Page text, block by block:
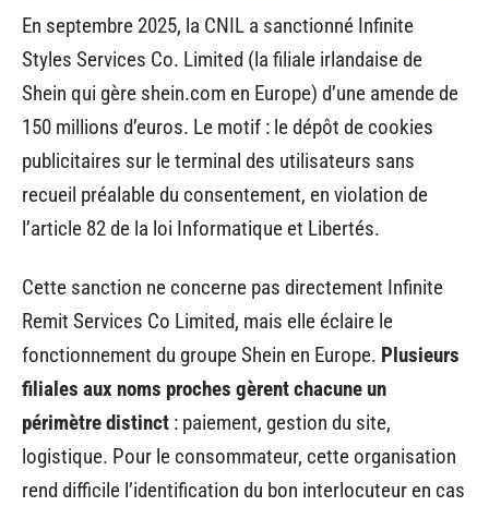
En septembre 2025, la CNIL a sanctionné Infinite
Styles Services Co. Limited (la filiale irlandaise de
Shein qui gère shein.com en Europe) d’une amende de
150 millions d’euros. Le motif : le dépôt de cookies
publicitaires sur le terminal des utilisateurs sans
recueil préalable du consentement, en violation de
l’article 82 de la loi Informatique et Libertés.
Cette sanction ne concerne pas directement Infinite
Remit Services Co Limited, mais elle éclaire le
fonctionnement du groupe Shein en Europe. Plusieurs
filiales aux noms proches gèrent chacune un
périmètre distinct : paiement, gestion du site,
logistique. Pour le consommateur, cette organisation
rend difficile l’identification du bon interlocuteur en cas